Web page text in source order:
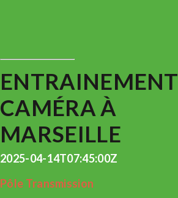
ENTRAINEMENT
CAMÉRA À
MARSEILLE
2025-04-14T07:45:00Z
Pôle Transmission